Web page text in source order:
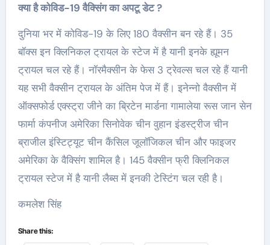
क्या है कोविड-19 वैक्सिंग का अपटू डेट ?
दुनिया भर में कोविड-19 के लिए 180 वैक्सीन बन रहे हैं। 35
बॉक्स इन क्लिनिकल ट्रायल के स्टेज में है यानी इनके ह्यूमन
ट्रायल चल रहे हैं। नॉरमैक्सीन के फेस 3 ट्रेवल्स चल रहे हैं यानी
यह सभी वैक्सीन ट्रायल के अंतिम पेज में हैं। इनेन्नो वैक्सीन में
ऑक्सफोर्ड एक्स्ट्रा जीने का ब्रिटेन मार्डना गामालेया रूस जान सेन
फार्मा कंपनीज अमेरिका सिनोवेक चीन वुहान इंडस्ट्रीज चीन
ब्राजील इंस्टिट्यूट चीन कैंसिल जूलॉजिकल चीन और फाइजर
अमेरिका के वैक्सिंग शामिल है। 145 वैक्सीन फ्री क्लिनिकल
ट्रायल स्टेज में है यानी लैब्स में इनकी टेस्टिंग चल रही है।
कमलेश सिंह
Share this: